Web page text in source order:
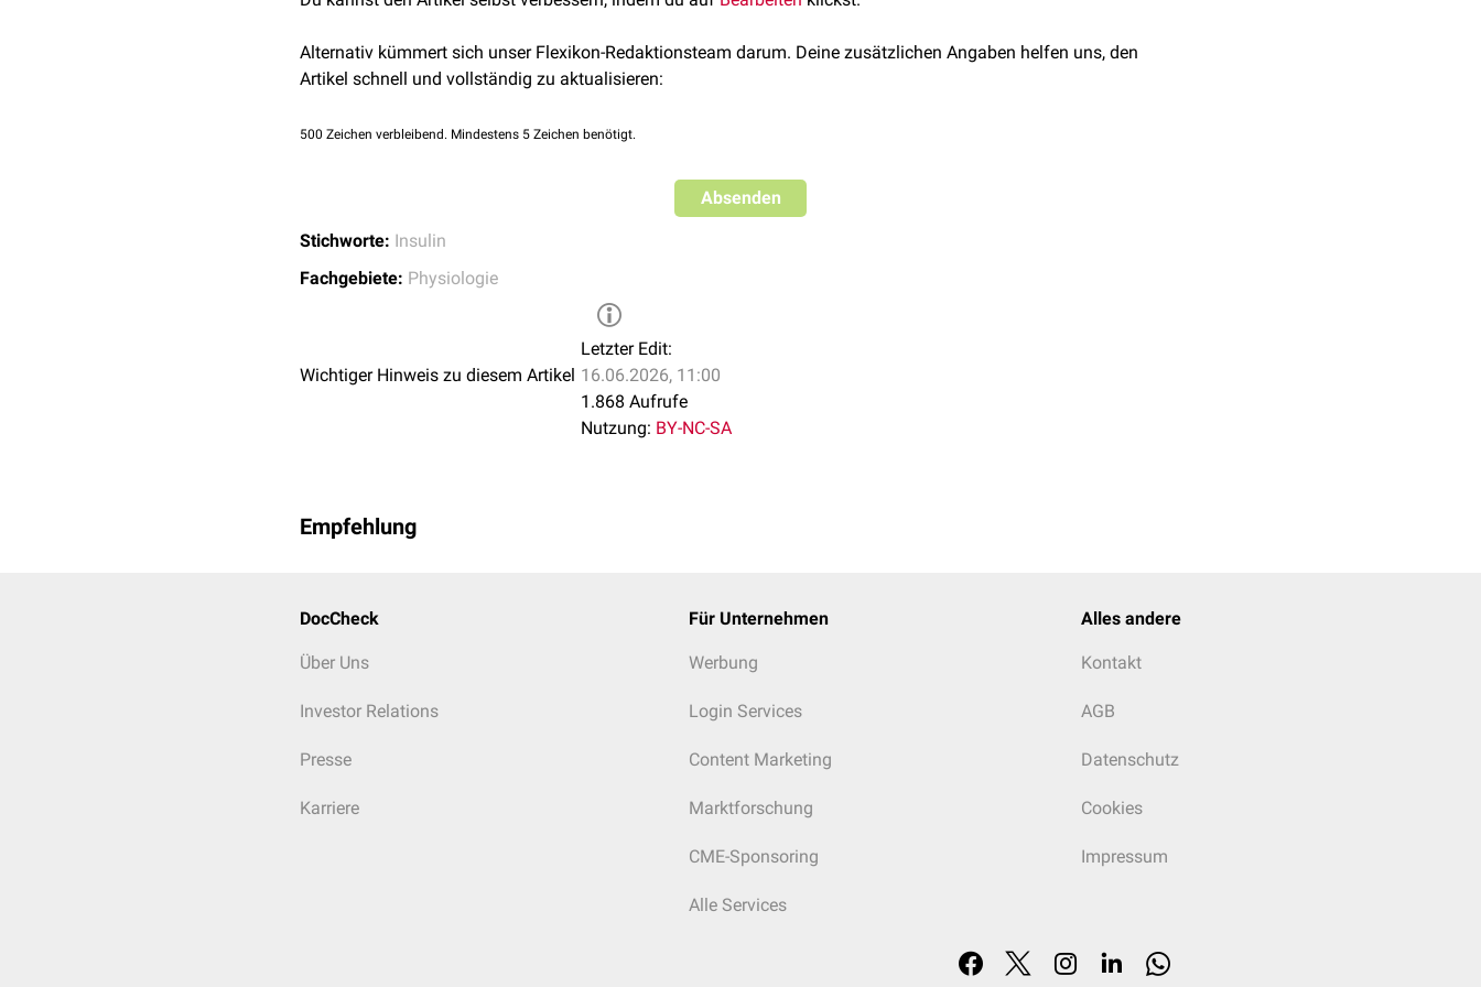
, kann ebenfalls zu einer Hyperproinsulinämie führen.
Alternativ kümmert sich unser Flexikon-Redaktionsteam darum. Deine zusätzlichen Angaben helfen uns, den
Artikel schnell und vollständig zu aktualisieren:
500 Zeichen verbleibend. Mindestens 5 Zeichen benötigt.
Absenden
Stichworte: Insulin
Fachgebiete: Physiologie
Wichtiger Hinweis zu diesem Artikel
Letzter Edit:
16.06.2026, 11:00
1.868 Aufrufe
Nutzung: BY-NC-SA
Empfehlung
DocCheck
Über Uns
Investor Relations
Presse
Karriere
Für Unternehmen
Werbung
Login Services
Content Marketing
Marktforschung
CME-Sponsoring
Alle Services
Alles andere
Kontakt
AGB
Datenschutz
Cookies
Impressum